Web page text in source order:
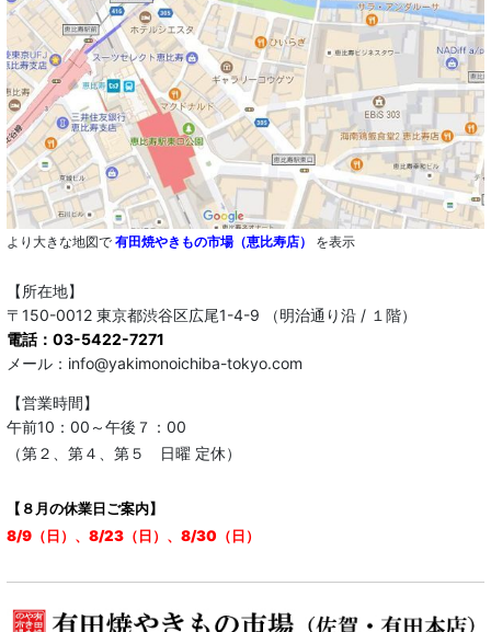
より大きな地図で 有田焼やきもの市場（恵比寿店） を表示
【所在地】
〒150-0012 東京都渋谷区広尾1-4-9 （明治通り沿 / １階）
電話：03-5422-7271
メール：info@yakimonoichiba-tokyo.com
【営業時間】
午前10：00～午後７：00
（第２、第４、第５ 日曜 定休）
【８月の休業日ご案内】
8/9（日）、8/23（日）、8/30（日）